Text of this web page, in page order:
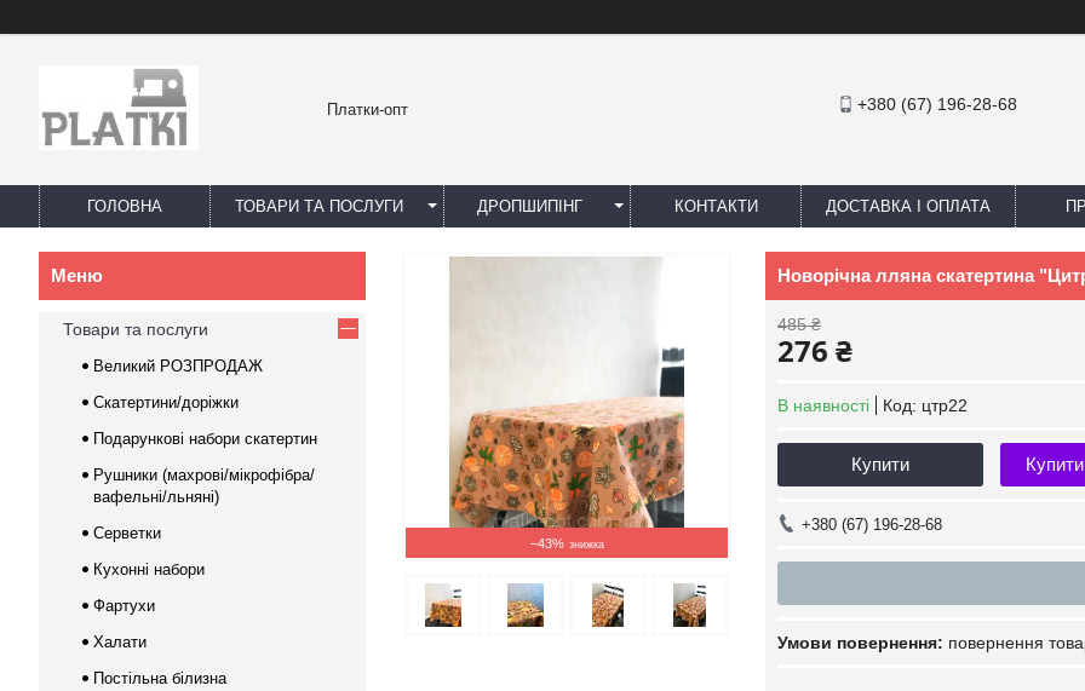
Платки-опт +380 (67) 196-28-68
ГОЛОВНА ТОВАРИ ТА ПОСЛУГИ ДРОПШИПІНГ КОНТАКТИ ДОСТАВКА І ОПЛАТА
–43%
Новорічна лляна скатертина
485 ₴
276 ₴
В наявності Код: цтр22
Купити
+380 (67) 196-28-68
повернення
Товари та послуги
Великий РОЗПРОДАЖ
Скатертини/доріжки
Подарункові набори скатертин
Рушники (махрові/мікрофібра/
вафельні/льняні)
Серветки
Кухонні набори
Фартухи
Халати
Постільна білизна